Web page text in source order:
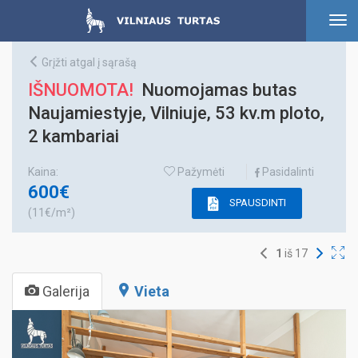
Grįžti atgal į sąrašą
IŠNUOMOTA! Nuomojamas butas
Naujamiestyje, Vilniuje, 53 kv.m ploto,
2 kambariai
Kaina:
600€
(11€/m²)
Pažymėti Pasidalinti
SPAUSDINTI
Galerija Vieta
1 iš 17